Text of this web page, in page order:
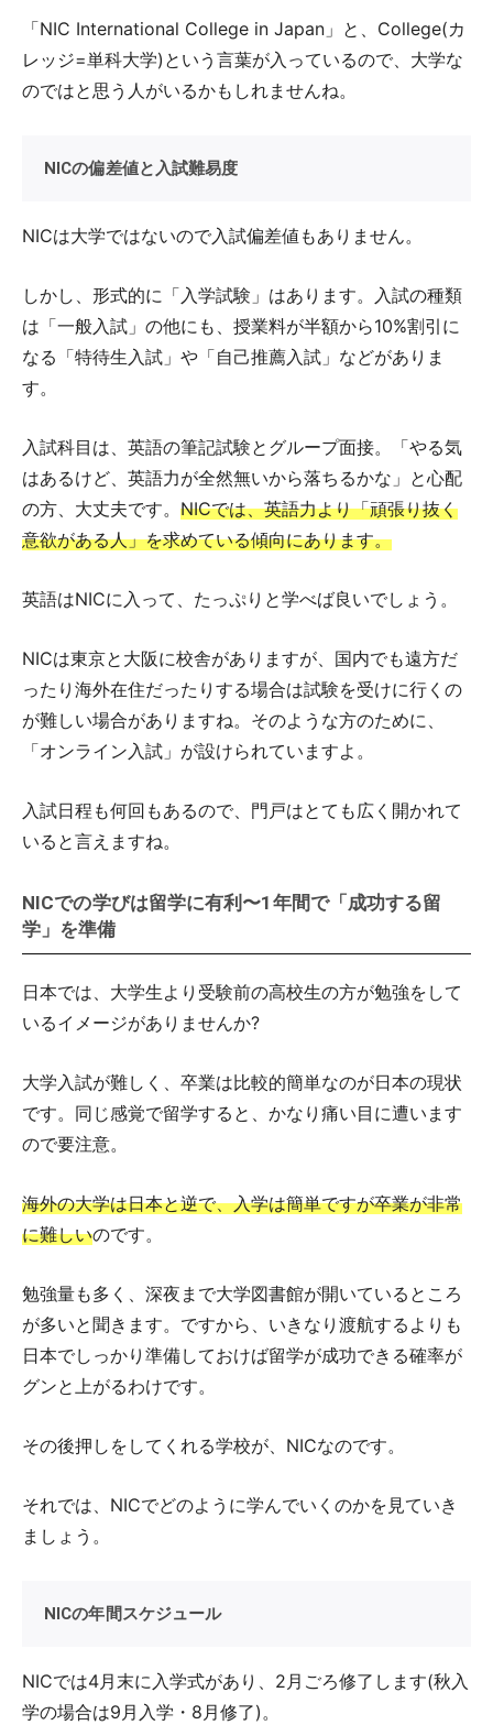
「NIC International College in Japan」と、College(カ
レッジ=単科大学)という言葉が入っているので、大学な
のではと思う人がいるかもしれませんね。
NICの偏差値と入試難易度
NICは大学ではないので入試偏差値もありません。
しかし、形式的に「入学試験」はあります。入試の種類
は「一般入試」の他にも、授業料が半額から10%割引に
なる「特待生入試」や「自己推薦入試」などがありま
す。
入試科目は、英語の筆記試験とグループ面接。「やる気
はあるけど、英語力が全然無いから落ちるかな」と心配
の方、大丈夫です。 NICでは、英語力より「頑張り抜く
意欲がある人」を求めている傾向にあります。
英語はNICに入って、たっぷりと学べば良いでしょう。
NICは東京と大阪に校舎がありますが、国内でも遠方だ
ったり海外在住だったりする場合は試験を受けに行くの
が難しい場合がありますね。そのような方のために、
「オンライン入試」が設けられていますよ。
入試日程も何回もあるので、門戸はとても広く開かれて
いると言えますね。
NICでの学びは留学に有利〜1年間で「成功する留
学」を準備
日本では、大学生より受験前の高校生の方が勉強をして
いるイメージがありませんか?
大学入試が難しく、卒業は比較的簡単なのが日本の現状
です。同じ感覚で留学すると、かなり痛い目に遭います
ので要注意。
海外の大学は日本と逆で、入学は簡単ですが卒業が非常
に難しいのです。
勉強量も多く、深夜まで大学図書館が開いているところ
が多いと聞きます。ですから、いきなり渡航するよりも
日本でしっかり準備しておけば留学が成功できる確率が
グンと上がるわけです。
その後押しをしてくれる学校が、NICなのです。
それでは、NICでどのように学んでいくのかを見ていき
ましょう。
NICの年間スケジュール
NICでは4月末に入学式があり、2月ごろ修了します(秋入
学の場合は9月入学・8月修了)。